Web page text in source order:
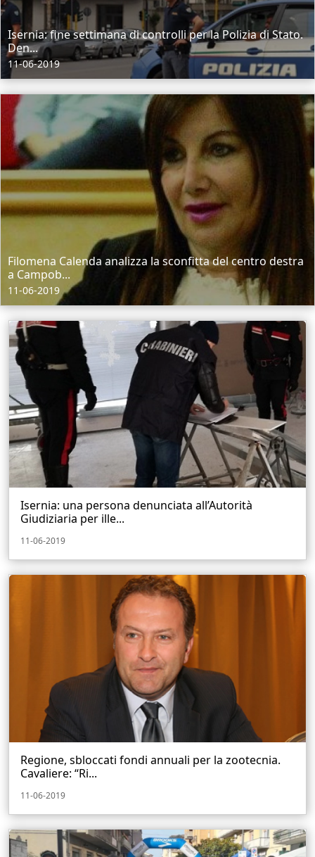
Isernia: fine settimana di controlli per la Polizia di Stato.
Den...
11-06-2019
Filomena Calenda analizza la sconfitta del centro destra
a Campob...
11-06-2019
Isernia: una persona denunciata all’Autorità
Giudiziaria per ille...
11-06-2019
Regione, sbloccati fondi annuali per la zootecnia.
Cavaliere: “Ri...
11-06-2019